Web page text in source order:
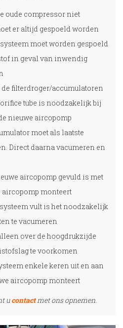
oude compressor niet
er altijd gespoeld worden
moet worden gespoeld
in geval van inwendig
de filterdroger/accumulatoren
tube is noodzakelijk bij
nieuwe aircopomp
moet als laatste
Direct daarna vacumeren en
aircopomp gevuld is met
aircopomp monteert
vult is het noodzakelijk
te vacumeren
over de hoogdrukzijde
te voorkomen
enkele keren uit en aan
aircopomp monteert
ucontactmet ons opnemen.